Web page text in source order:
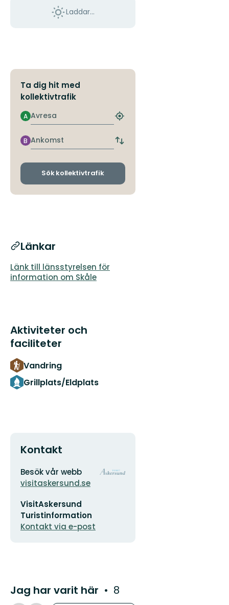
Laddar...
Ta dig hit med
kollektivtrafik
Avresa
A
Hitta
hållplats
Ankomst
B
Byt
och
Sök kollektivtrafik
Länkar
Länk till länsstyrelsen för
information om Skåle
Aktiviteter och
faciliteter
Vandring
Grillplats/Eldplats
Kontakt
Adress
Besök vår webb
visitaskersund.se
postadress
VisitAskersund
Turistinformation
Kontakt via e-post
Organisationens
Jag har varit här 8